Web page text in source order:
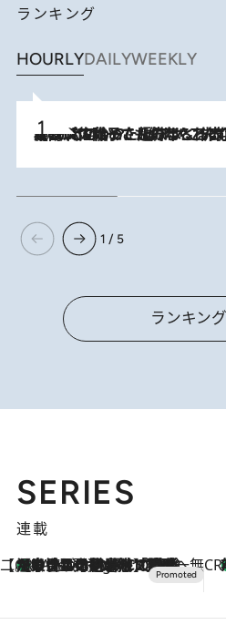
ランキング
HOURLYDAILYWEEKLY
2026.8.5
【阿川佐和子さんの年とる力】なぜ70代で始めた趣味は“こんなに楽しい”のか？ ピアノ、俳句…スランプに陥っても続けられる“ある秘訣”とは
1 / 5
ランキン
SERIES
連載
【CREA×星野リゾート】唯一無二。癒しと発見が待つ場所へ
9 Hours Ago
【トンボの足水浴】ヒノキの香りに包まれて涼感マックス！約13℃の湧水かけ流しを避暑地「星野温泉 トンボの湯」で体験